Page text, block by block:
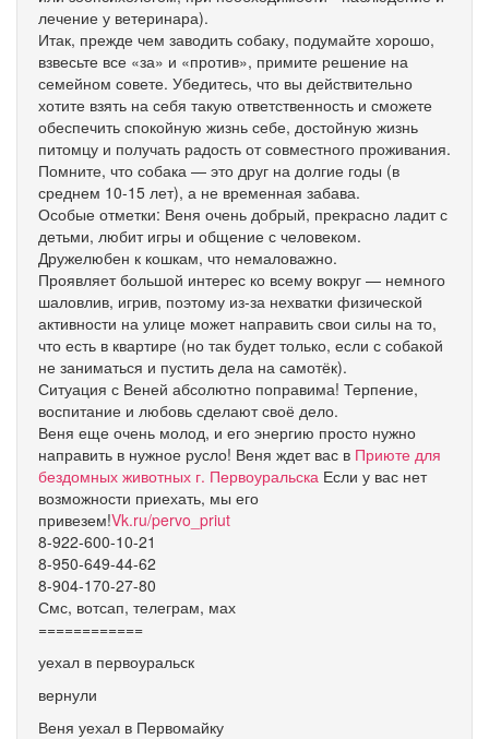
лечение у ветеринара).
Итак, прежде чем заводить собаку, подумайте хорошо,
взвесьте все «за» и «против», примите решение на
семейном совете. Убедитесь, что вы действительно
хотите взять на себя такую ответственность и сможете
обеспечить спокойную жизнь себе, достойную жизнь
питомцу и получать радость от совместного проживания.
Помните, что собака — это друг на долгие годы (в
среднем 10-15 лет), а не временная забава.
Особые отметки: Веня очень добрый, прекрасно ладит с
детьми, любит игры и общение с человеком.
Дружелюбен к кошкам, что немаловажно.
Проявляет большой интерес ко всему вокруг — немного
шаловлив, игрив, поэтому из-за нехватки физической
активности на улице может направить свои силы на то,
что есть в квартире (но так будет только, если с собакой
не заниматься и пустить дела на самотёк).
Ситуация с Веней абсолютно поправима! Терпение,
воспитание и любовь сделают своё дело.
Веня еще очень молод, и его энергию просто нужно
направить в нужное русло! Веня ждет вас в Приюте для
бездомных животных г. Первоуральска Если у вас нет
возможности приехать, мы его
привезем!Vk.ru/pervo_priut
8-922-600-10-21
8-950-649-44-62
8-904-170-27-80
Смс, вотсап, телеграм, мах
============
уехал в первоуральск
вернули
Веня уехал в Первомайку